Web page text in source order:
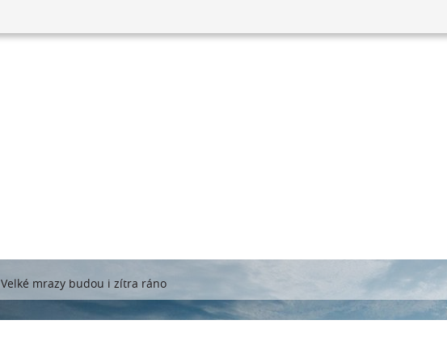
Velké mrazy budou i zítra ráno